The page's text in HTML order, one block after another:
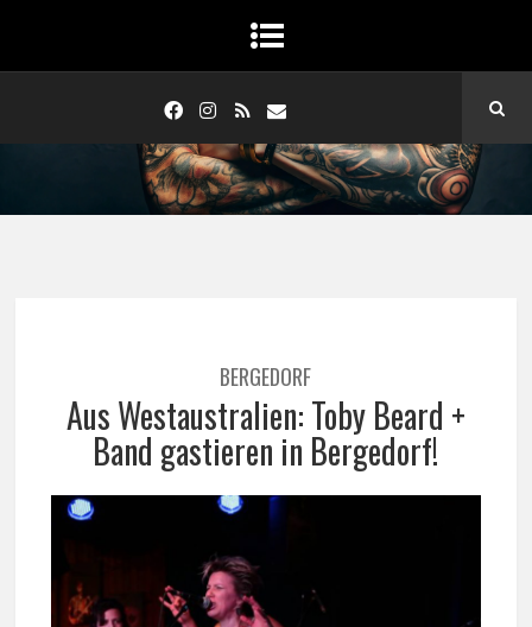
BERGEDORF
Aus Westaustralien: Toby Beard +
Band gastieren in Bergedorf!